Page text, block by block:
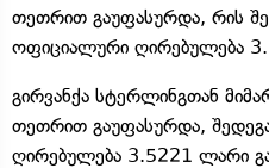
თეთრით გაუფასურდა, რის
ოფიციალური ღირებულება
გირვანქა სტერლინგთან
თეთრით გაუფასურდა,
ღირებულება 3.5221 ლარი